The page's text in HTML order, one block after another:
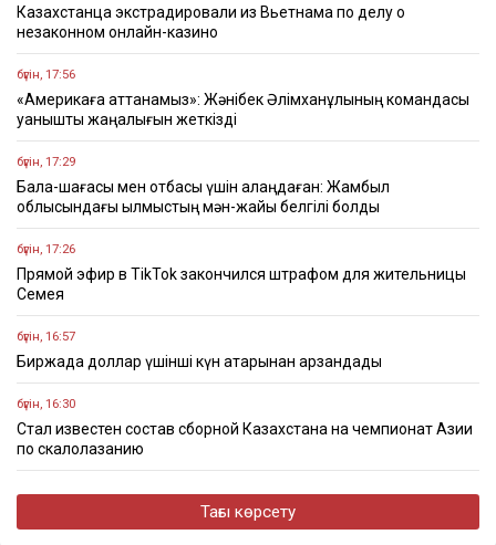
Казахстанца экстрадировали из Вьетнама по делу о
незаконном онлайн-казино
бүгін, 17:56
«Америкаға аттанамыз»: Жәнібек Әлімханұлының командасы
қуанышты жаңалығын жеткізді
бүгін, 17:29
Бала-шағасы мен отбасы үшін алаңдаған: Жамбыл
облысындағы қылмыстың мән-жайы белгілі болды
бүгін, 17:26
Прямой эфир в TikTok закончился штрафом для жительницы
Семея
бүгін, 16:57
Биржада доллар үшінші күн қатарынан арзандады
бүгін, 16:30
Стал известен состав сборной Казахстана на чемпионат Азии
по скалолазанию
бүгін, 16:22
Алматыда наурызда жол апатынан қаза тапқан қыздың әкесі
Тағы көрсету